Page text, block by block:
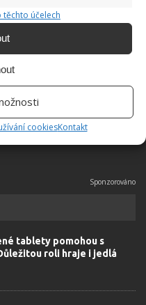
těchto účelech
cookiesKontakt
svých studií a práce
zůstat. Její v...
tablety pomohou s
roli hraje i jedlá